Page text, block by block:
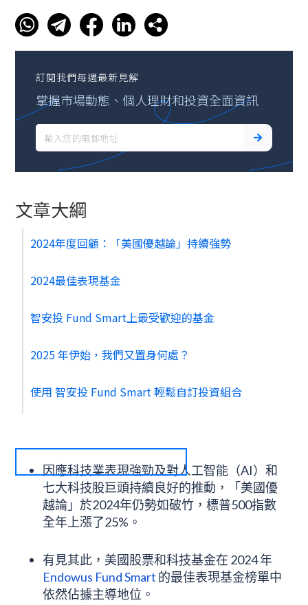
因應科技業表現強勁及對人工智能（AI）和
七大科技股巨頭持續良好的推動，「美國優
越論」於2024年仍勢如破竹，標普500指數
全年上漲了25%。
有見其此，美國股票和科技基金在 2024 年
Endowus Fund Smart 的最佳表現基金榜單中
依然佔據主導地位。
訂閱我們每週最新見解
掌握市場動態、個人理財和投資全面資訊
文章大綱
2024年度回顧：「美國優越論」持續強勢
2024最佳表現基金
‍智安投 Fund Smart上最受歡迎的基金
2025 年伊始，我們又置身何處？
使用 智安投 Fund Smart 輕鬆自訂投資組合